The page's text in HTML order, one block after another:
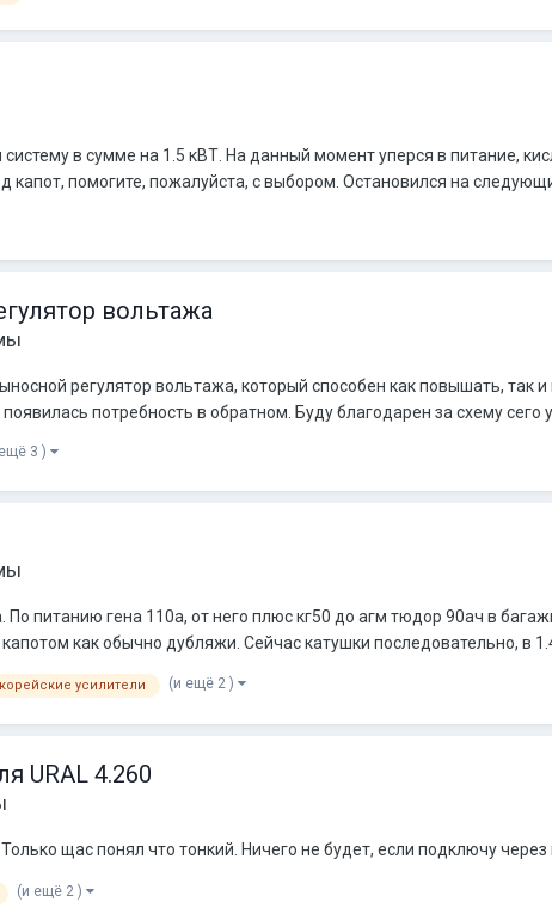
в сумме на 1.5 кВТ. На данный момент уперся в питание,
помогите, пожалуйста, с выбором. Остановился на
вольтажа
регулятор вольтажа, который способен как повышать,
потребность в обратном. Буду благодарен за схему сего
3 )
питанию гена 110а, от него плюс кг50 до агм тюдор 90ач в
как обычно дубляжи. Сейчас катушки последовательно, в
корейские усилители (и ещё 2 )
URAL 4.260
щас понял что тонкий. Ничего не будет, если подключу через
(и ещё 2 )